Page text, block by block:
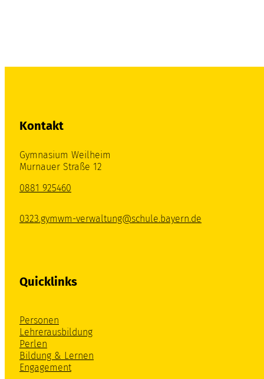
Kontakt
Gymnasium Weilheim
Murnauer Straße 12
0881 925460
0323.gymwm-verwaltung@schule.bayern.de
Quicklinks
Personen
Lehrerausbildung
Perlen
Bildung & Lernen
Engagement